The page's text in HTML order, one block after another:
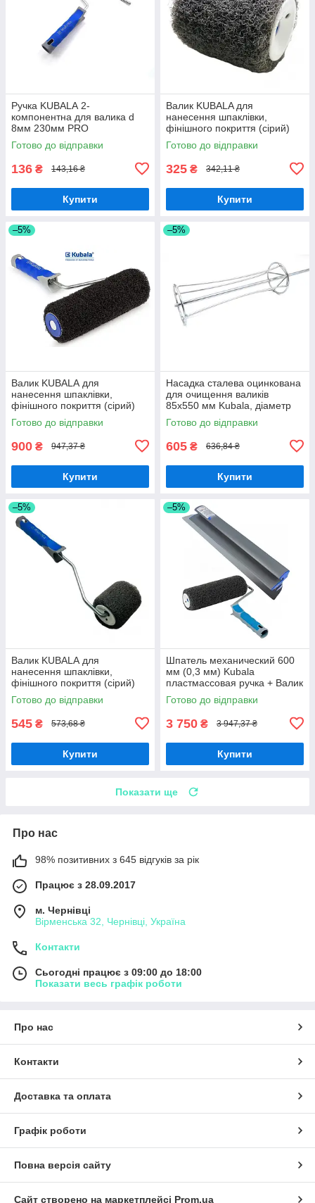
Ручка KUBALА 2-
компонентна для валика d
8мм 230мм PRO
Готово до відправки
136 ₴ 143,16 ₴
Купити
Валик KUBALA для
нанесення шпаклівки,
фінішного покриття (сірий)
висота ворсу 16 мм, ширина
80 мм. Ø8 мм.
Готово до відправки
325 ₴ 342,11 ₴
Купити
–5%
Валик KUBALА для
нанесення шпаклівки,
фінішного покриття (сірий)
ширина 230 мм з ручкою в
комплекті
Готово до відправки
900 ₴ 947,37 ₴
Купити
–5%
Насадка сталева оцинкована
для очищення валиків
85х550 мм Kubala, діаметр
8мм
Готово до відправки
605 ₴ 636,84 ₴
Купити
–5%
Валик KUBALА для
нанесення шпаклівки,
фінішного покриття (сірий)
ширина 80 мм з ручкою в
комплекті
Готово до відправки
545 ₴ 573,68 ₴
Купити
–5%
Шпатель механический 600
мм (0,3 мм) Kubala
пластмассовая ручка + Валик
малярний для шпатлевки та
нанесення фінішного
Готово до відправки
3 750 ₴ 3 947,37 ₴
Купити
Показати ще
Про нас
98% позитивних з 645 відгуків за рік
Працює з 28.09.2017
м. Чернівці
Вірменська 32, Чернівці, Україна
Контакти
Сьогодні працює з 09:00 до 18:00
Показати весь графік роботи
Про нас
Контакти
Доставка та оплата
Графік роботи
Повна версія сайту
Сайт створено на маркетплейсі Prom.ua